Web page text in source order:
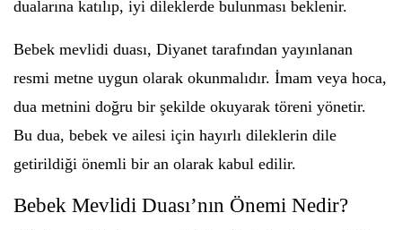
dualarına katılıp, iyi dileklerde bulunması beklenir.
Bebek mevlidi duası, Diyanet tarafından yayınlanan
resmi metne uygun olarak okunmalıdır. İmam veya hoca,
dua metnini doğru bir şekilde okuyarak töreni yönetir.
Bu dua, bebek ve ailesi için hayırlı dileklerin dile
getirildiği önemli bir an olarak kabul edilir.
Bebek Mevlidi Duası’nın Önemi Nedir?